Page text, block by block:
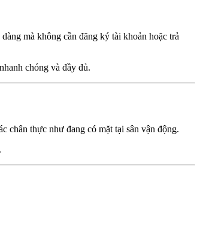
mà không cần đăng ký tài khoản hoặc trả
chóng và đầy đủ.
chân thực như đang có mặt tại sân vận động.